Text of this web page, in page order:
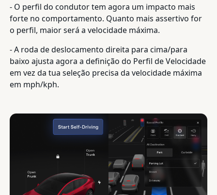
- O perfil do condutor tem agora um impacto mais
forte no comportamento. Quanto mais assertivo for
o perfil, maior será a velocidade máxima.
- A roda de deslocamento direita para cima/para
baixo ajusta agora a definição do Perfil de Velocidade
em vez da tua seleção precisa da velocidade máxima
em mph/kph.